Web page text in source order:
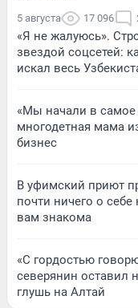
5 августа 17 096
«Я не жалуюсь».
звездой соцсетей:
искал весь
«Мы начали в самое
многодетная мама
бизнес
В уфимский приют
почти ничего о
вам знакома
«С гордостью
северянин оставил
глушь на Алтай